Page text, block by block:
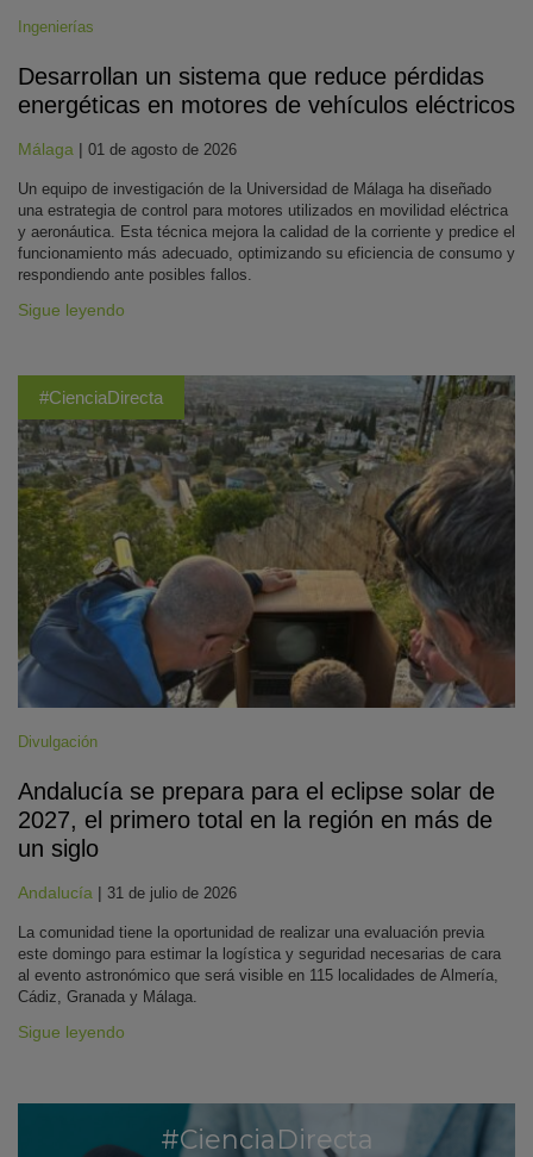
Ingenierías
Desarrollan un sistema que reduce pérdidas
energéticas en motores de vehículos eléctricos
Málaga | 01 de agosto de 2026
Un equipo de investigación de la Universidad de Málaga ha diseñado
una estrategia de control para motores utilizados en movilidad eléctrica
y aeronáutica. Esta técnica mejora la calidad de la corriente y predice el
funcionamiento más adecuado, optimizando su eficiencia de consumo y
respondiendo ante posibles fallos.
Sigue leyendo
#CienciaDirecta
Divulgación
Andalucía se prepara para el eclipse solar de
2027, el primero total en la región en más de
un siglo
Andalucía | 31 de julio de 2026
La comunidad tiene la oportunidad de realizar una evaluación previa
este domingo para estimar la logística y seguridad necesarias de cara
al evento astronómico que será visible en 115 localidades de Almería,
Cádiz, Granada y Málaga.
Sigue leyendo
#CienciaDirecta